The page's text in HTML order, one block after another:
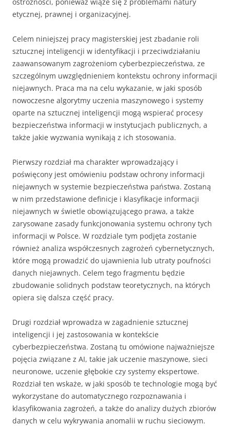
etycznej, prawnej i organizacyjnej.
Celem niniejszej pracy magisterskiej jest zbadanie roli
sztucznej inteligencji w identyfikacji i przeciwdziałaniu
zaawansowanym zagrożeniom cyberbezpieczeństwa, ze
szczególnym uwzględnieniem kontekstu ochrony informacji
niejawnych. Praca ma na celu wykazanie, w jaki sposób
nowoczesne algorytmy uczenia maszynowego i systemy
oparte na sztucznej inteligencji mogą wspierać procesy
bezpieczeństwa informacji w instytucjach publicznych, a
także jakie wyzwania wynikają z ich stosowania.
Pierwszy rozdział ma charakter wprowadzający i
poświęcony jest omówieniu podstaw ochrony informacji
niejawnych w systemie bezpieczeństwa państwa. Zostaną
w nim przedstawione definicje i klasyfikacje informacji
niejawnych w świetle obowiązującego prawa, a także
zarysowane zasady funkcjonowania systemu ochrony tych
informacji w Polsce. W rozdziale tym podjęta zostanie
również analiza współczesnych zagrożeń cybernetycznych,
które mogą prowadzić do ujawnienia lub utraty poufności
danych niejawnych. Celem tego fragmentu będzie
zbudowanie solidnych podstaw teoretycznych, na których
opiera się dalsza część pracy.
Drugi rozdział wprowadza w zagadnienie sztucznej
inteligencji i jej zastosowania w kontekście
cyberbezpieczeństwa. Zostaną tu omówione najważniejsze
pojęcia związane z AI, takie jak uczenie maszynowe, sieci
neuronowe, uczenie głębokie czy systemy ekspertowe.
Rozdział ten wskaże, w jaki sposób te technologie mogą być
wykorzystane do automatycznego rozpoznawania i
klasyfikowania zagrożeń, a także do analizy dużych zbiorów
danych w celu wykrywania anomalii w ruchu sieciowym.